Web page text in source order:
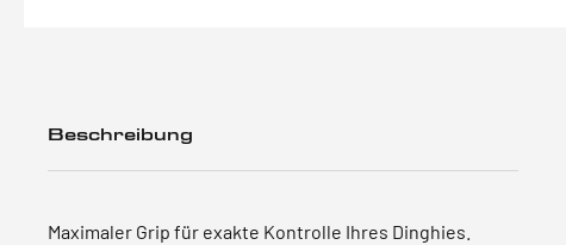
Beschreibung
Maximaler Grip für exakte Kontrolle Ihres Dinghies.